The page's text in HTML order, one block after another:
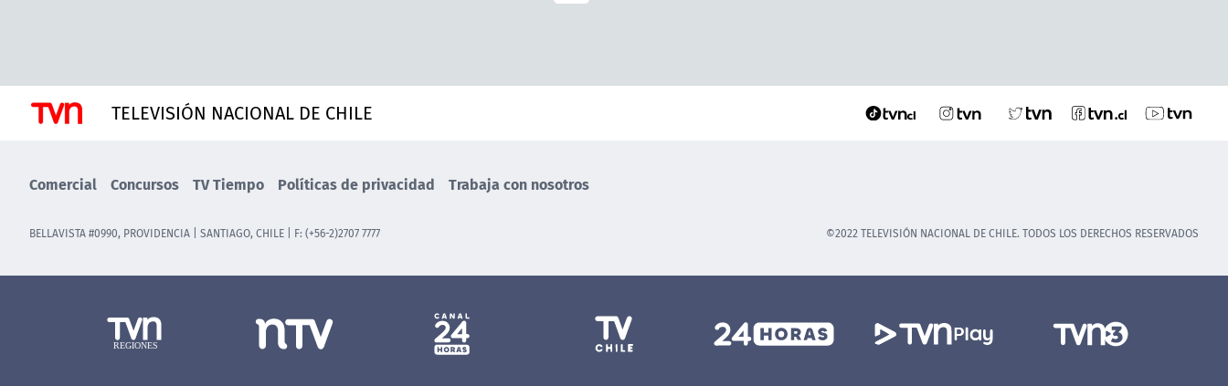
TELEVISIÓN NACIONAL DE CHILE
Comercial Concursos TV Tiempo Políticas de privacidad Trabaja con nosotros
BELLAVISTA #0990, PROVIDENCIA | SANTIAGO, CHILE | F: (+56-2)2707 7777 ©2022 TELEVISIÓN NACIONAL DE CHILE. TODOS LOS DERECHOS RESERVADOS